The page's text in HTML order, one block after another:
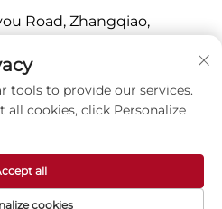
Road, Zhangqiao,
Wenzhou City,
325409
tools to provide our services.
cookies, click Personalize
cookies
all